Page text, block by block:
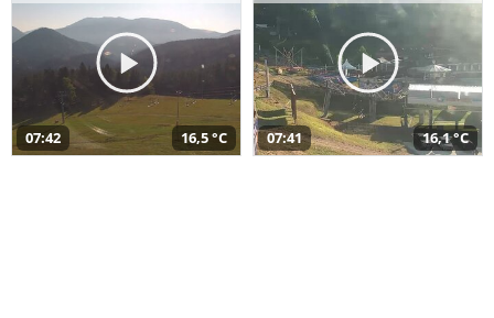
07:42 16,5 °C 07:41 16,1 °C